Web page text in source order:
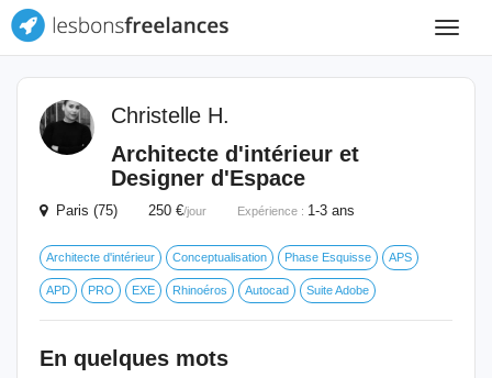
Toggle
Christelle H.
Architecte d'intérieur et
Designer d'Espace
Paris (75) 250 €/jour Expérience : 1-3 ans
Architecte d'intérieur Conceptualisation Phase Esquisse APS
APD PRO EXE Rhinoéros Autocad Suite Adobe
En quelques mots